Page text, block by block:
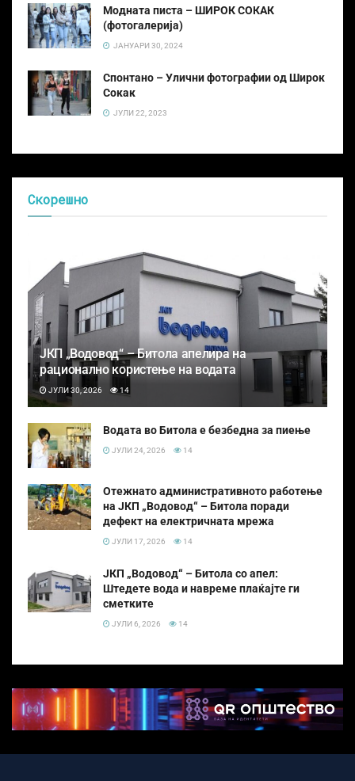
Модната писта – ШИРОК СОКАК
(фотогалерија)
ЈАНУАРИ 30, 2024
Спонтано – Улични фотографии од Широк
Сокак
ЈУЛИ 22, 2023
Скорешно
ЈКП „Водовод“ – Битола апелира на
рационално користење на водата
ЈУЛИ 30, 2026 14
Водата во Битола е безбедна за пиење
ЈУЛИ 24, 2026 14
Отежнато административното работење
на ЈКП „Водовод“ – Битола поради
дефект на електричната мрежа
ЈУЛИ 17, 2026 14
ЈКП „Водовод“ – Битола со апел:
Штедете вода и навреме плаќајте ги
сметките
ЈУЛИ 6, 2026 14